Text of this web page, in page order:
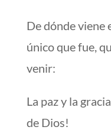
De dónde viene
único que fue,
venir:
La paz y la
de Dios!